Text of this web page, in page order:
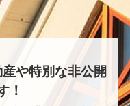
や特別な非公開
！